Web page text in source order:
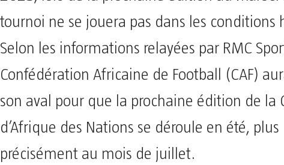
tournoi ne se jouera pas dans les conditions
Selon les informations relayées par RMC
Confédération Africaine de Football (CAF)
son aval pour que la prochaine édition de la
d’Afrique des Nations se déroule en été, plus
précisément au mois de juillet.